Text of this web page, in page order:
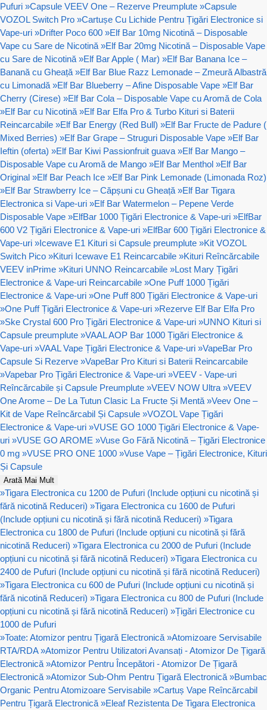
Pufuri »Capsule VEEV One – Rezerve Preumplute »Capsule
VOZOL Switch Pro »Cartușe Cu Lichide Pentru Țigări Electronice si
Vape-uri »Drifter Poco 600 »Elf Bar 10mg Nicotină – Disposable
Vape cu Sare de Nicotină »Elf Bar 20mg Nicotină – Disposable Vape
cu Sare de Nicotină »Elf Bar Apple ( Mar) »Elf Bar Banana Ice –
Banană cu Gheață »Elf Bar Blue Razz Lemonade – Zmeură Albastră
cu Limonadă »Elf Bar Blueberry – Afine Disposable Vape »Elf Bar
Cherry (Cirese) »Elf Bar Cola – Disposable Vape cu Aromă de Cola
»Elf Bar cu Nicotină »Elf Bar Elfa Pro & Turbo Kituri si Baterii
Reincarcabile »Elf Bar Energy (Red Bull) »Elf Bar Fructe de Padure (
Mixed Berries) »Elf Bar Grape – Struguri Disposable Vape »Elf Bar
Ieftin (oferta) »Elf Bar Kiwi Passionfruit guava »Elf Bar Mango –
Disposable Vape cu Aromă de Mango »Elf Bar Menthol »Elf Bar
Original »Elf Bar Peach Ice »Elf Bar Pink Lemonade (Limonada Roz)
»Elf Bar Strawberry Ice – Căpșuni cu Gheață »Elf Bar Tigara
Electronica si Vape-uri »Elf Bar Watermelon – Pepene Verde
Disposable Vape »ElfBar 1000 Țigări Electronice & Vape-uri »ElfBar
600 V2 Țigări Electronice & Vape-uri »ElfBar 600 Țigări Electronice &
Vape-uri »Icewave E1 Kituri si Capsule preumplute »Kit VOZOL
Switch Pico »Kituri Icewave E1 Reincarcabile »Kituri Reîncărcabile
VEEV inPrime »Kituri UNNO Reincarcabile »Lost Mary Țigări
Electronice & Vape-uri Reincarcabile »One Puff 1000 Țigări
Electronice & Vape-uri »One Puff 800 Țigări Electronice & Vape-uri
»One Puff Țigări Electronice & Vape-uri »Rezerve Elf Bar Elfa Pro
»Ske Crystal 600 Pro Țigări Electronice & Vape-uri »UNNO Kituri si
Capsule preumplute »VAAL AOP Bar 1000 Țigări Electronice &
Vape-uri »VAAL Vape Țigări Electronice & Vape-uri »VapeBar Pro
Capsule Si Rezerve »VapeBar Pro Kituri si Baterii Reincarcabile
»Vapebar Pro Țigări Electronice & Vape-uri »VEEV - Vape-uri
Reîncărcabile și Capsule Preumplute »VEEV NOW Ultra »VEEV
One Arome – De La Tutun Clasic La Fructe Și Mentă »Veev One –
Kit de Vape Reîncărcabil Și Capsule »VOZOL Vape Țigări
Electronice & Vape-uri »VUSE GO 1000 Țigări Electronice & Vape-
uri »VUSE GO AROME »Vuse Go Fără Nicotină – Țigări Electronice
0 mg »VUSE PRO ONE 1000 »Vuse Vape – Țigări Electronice, Kituri
Și Capsule
Arată Mai Mult
»Tigara Electronica cu 1200 de Pufuri (Include opțiuni cu nicotină și
fără nicotină Reduceri) »Tigara Electronica cu 1600 de Pufuri
(Include opțiuni cu nicotină și fără nicotină Reduceri) »Tigara
Electronica cu 1800 de Pufuri (Include opțiuni cu nicotină și fără
nicotină Reduceri) »Tigara Electronica cu 2000 de Pufuri (Include
opțiuni cu nicotină și fără nicotină Reduceri) »Tigara Electronica cu
2400 de Pufuri (Include opțiuni cu nicotină și fără nicotină Reduceri)
»Tigara Electronica cu 600 de Pufuri (Include opțiuni cu nicotină și
fără nicotină Reduceri) »Tigara Electronica cu 800 de Pufuri (Include
opțiuni cu nicotină și fără nicotină Reduceri) »Țigări Electronice cu
1000 de Pufuri
»Toate: Atomizor pentru Țigară Electronică »Atomizoare Servisabile
RTA/RDA »Atomizor Pentru Utilizatori Avansați - Atomizor De Țigară
Electronică »Atomizor Pentru Începători - Atomizor De Țigară
Electronică »Atomizor Sub-Ohm Pentru Țigară Electronică »Bumbac
Organic Pentru Atomizoare Servisabile »Cartuș Vape Reîncărcabil
Pentru Țigară Electronică »Eleaf Rezistenta De Tigara Electronica